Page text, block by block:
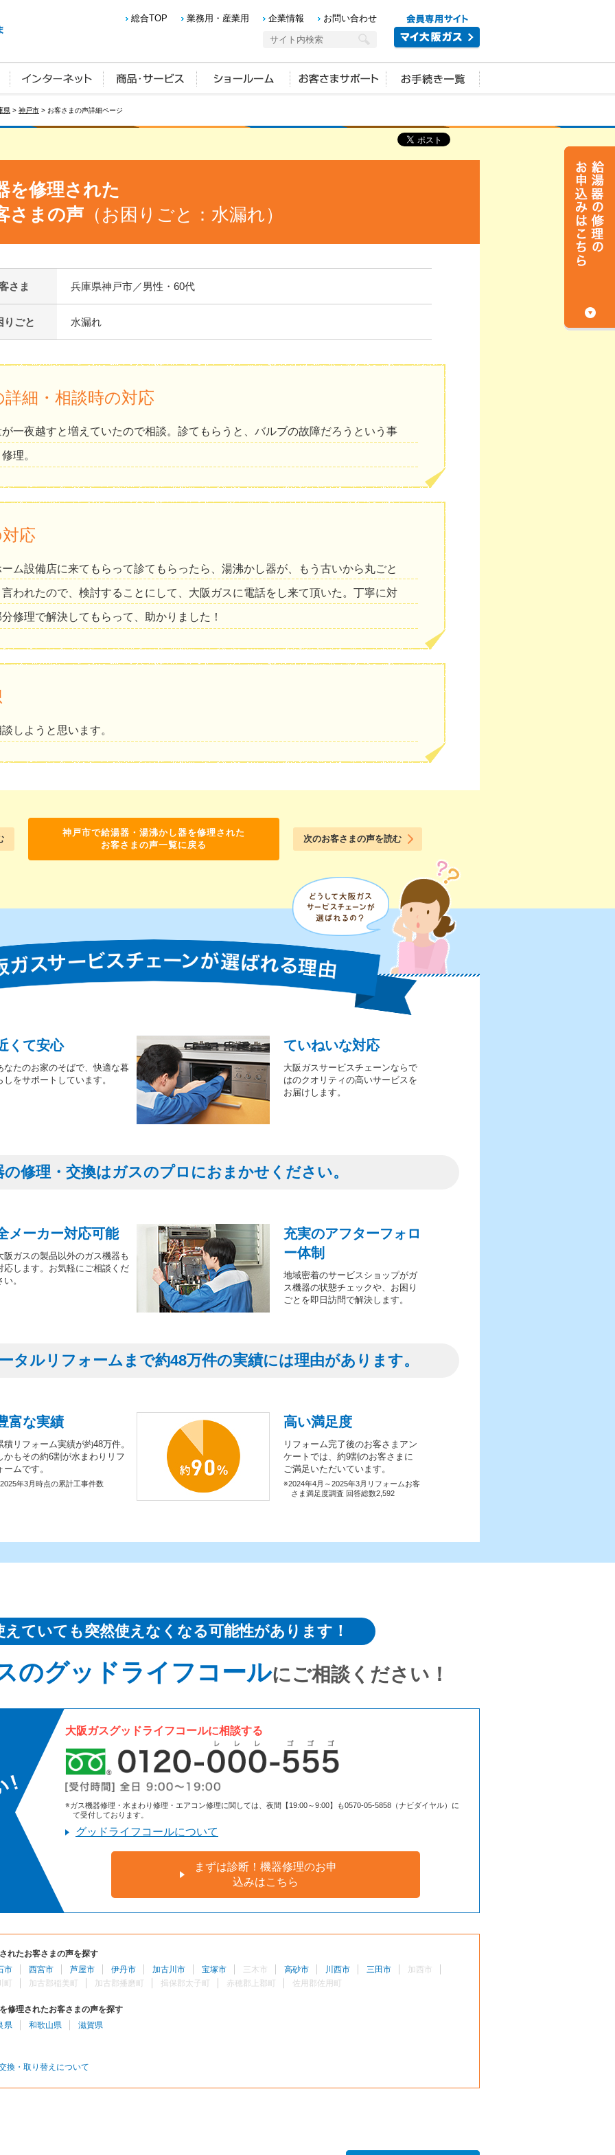
総合TOP 業務用・産業用 企業情報 お問い合わせ
県 > 神戸市 > お客さまの声詳細ページ
を修理された
さまの声 （お困りごと：水漏れ）
さま 兵庫県神戸市／男性・60代
りごと 水漏れ
細・相談時の対応
一夜越すと増えていたので相談。診てもらうと、バルブの故障だろうという事
理。
応
ム設備店に来てもらって診てもらったら、湯沸かし器が、もう古いから丸ごと
われたので、検討することにして、大阪ガスに電話をし来て頂いた。丁寧に対
修理で解決してもらって、助かりました！
しようと思います。
神戸市で給湯器・湯沸かし器を修理された
お客さまの声一覧に戻る
次のお客さまの声を読む
くて安心
なたのお家のそばで、快適な暮
しをサポートしています。
ていねいな対応
大阪ガスサービスチェーンならで
はのクオリティの高いサービスを
お届けします。
の修理・交換はガスのプロにおまかせください。
メーカー対応可能
阪ガスの製品以外のガス機器も
応します。お気軽にご相談くだ
い。
充実のアフターフォロ
ー体制
地域密着のサービスショップがガ
ス機器の状態チェックや、お困り
ごとを即日訪問で解決します。
タルリフォームまで約48万件の実績には理由があります。
富な実績
積リフォーム実績が約48万件。
かもその約6割が水まわりリフ
ームです。
年3月時点の累計工事件数
高い満足度
リフォーム完了後のお客さまアン
ケートでは、約9割のお客さまに
ご満足いただいています。
※2024年4月～2025年3月リフォームお客
さま満足度調査 回答総数2,592
えていても突然使えなくなる可能性があります！
のグッドライフコールにご相談ください！
大阪ガスグッドライフコールに相談する
※ガス機器修理・水まわり修理・エアコン修理に関しては、夜間【19:00～9:00】も0570-05-5858（ナビダイヤル）に
て受付しております。
グッドライフコールについて
まずは診断！機器修理のお申
込みはこちら
れたお客さまの声を探す
市
西宮市 芦屋市 伊丹市 加古川市 宝塚市 三木市 高砂市 川西市 三田市
加西市
加古郡稲美町 加古郡播磨町 揖保郡太子町 赤穂郡上郡町 佐用郡佐用町
修理されたお客さまの声を探す
県
和歌山県 滋賀県
換・取り替えについて